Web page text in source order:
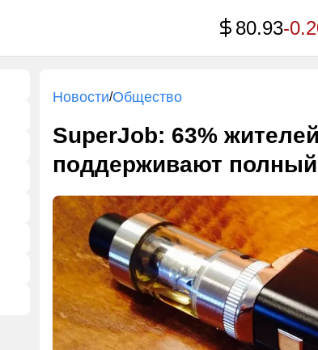
80.93-
Новости/Общество
SuperJob: 63%
поддерживают